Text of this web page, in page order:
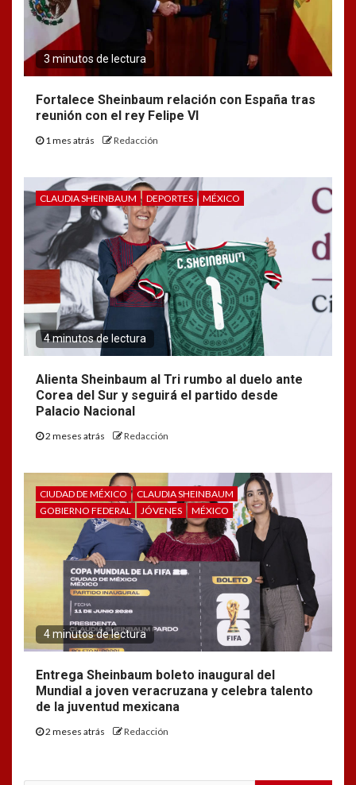
3 minutos de lectura
Fortalece Sheinbaum relación con España tras
reunión con el rey Felipe VI
1 mes atrás Redacción
CLAUDIA SHEINBAUM DEPORTES MÉXICO
4 minutos de lectura
Alienta Sheinbaum al Tri rumbo al duelo ante
Corea del Sur y seguirá el partido desde
Palacio Nacional
2 meses atrás Redacción
CIUDAD DE MÉXICO
CLAUDIA SHEINBAUM
GOBIERNO FEDERAL
JÓVENES MÉXICO
4 minutos de lectura
Entrega Sheinbaum boleto inaugural del
Mundial a joven veracruzana y celebra talento
de la juventud mexicana
2 meses atrás Redacción